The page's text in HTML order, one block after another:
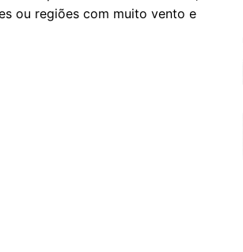
ou regiões com muito vento e